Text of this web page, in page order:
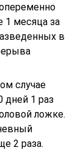
1 месяца за
в
случае
дней 1 раз
ложке.
2 раза.